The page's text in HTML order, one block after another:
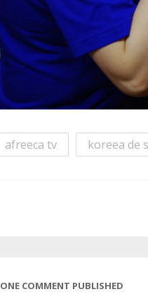
afreeca tv koreea de
ONE COMMENT PUBLISHED